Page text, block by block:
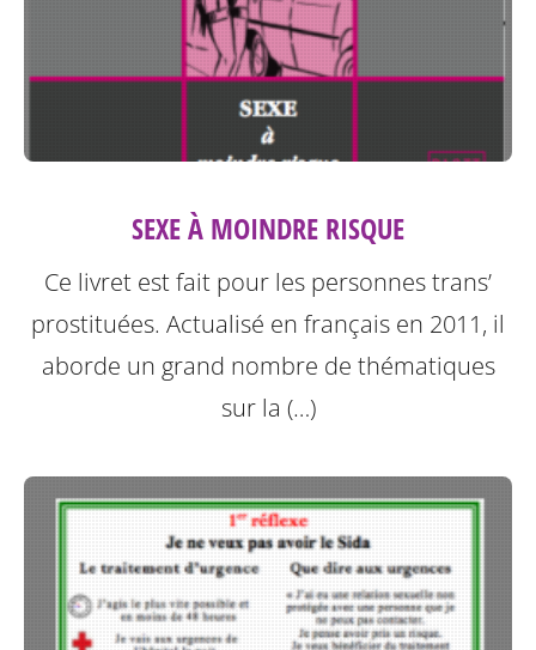
SEXE À MOINDRE RISQUE
Ce livret est fait pour les personnes trans’
prostituées. Actualisé en français en 2011, il
aborde un grand nombre de thématiques
sur la (…)